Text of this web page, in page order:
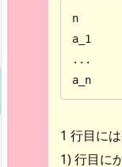
n
a_1
...
a_n
1 行目に
1) 行目に